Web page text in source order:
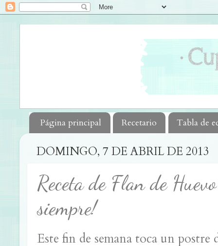
Página principal Recetario Tabla de
DOMINGO, 7 DE ABRIL DE 2013
Receta de Flan de
siempre!
Este fin de semana toca un postre